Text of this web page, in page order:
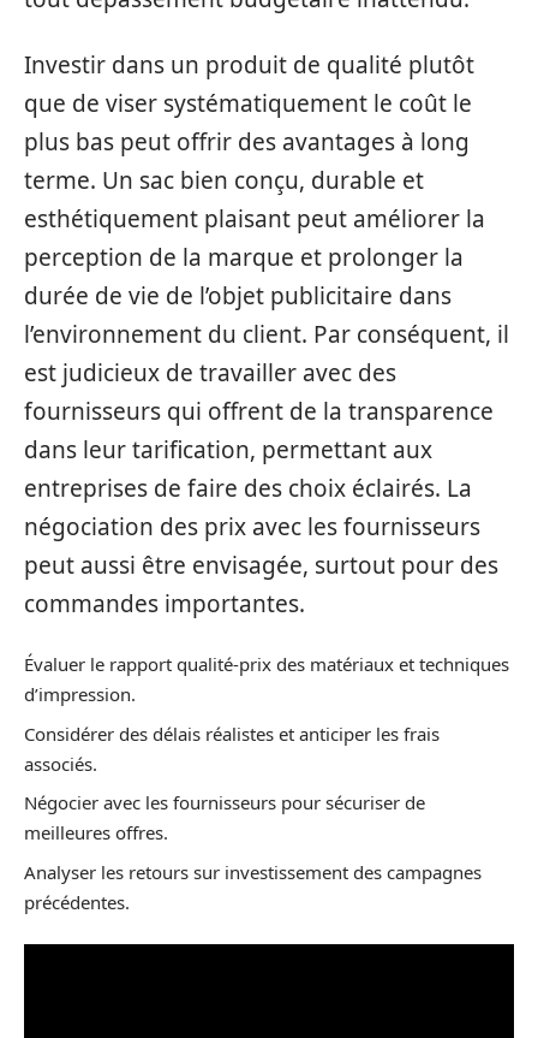
Investir dans un produit de qualité plutôt
que de viser systématiquement le coût le
plus bas peut offrir des avantages à long
terme. Un sac bien conçu, durable et
esthétiquement plaisant peut améliorer la
perception de la marque et prolonger la
durée de vie de l’objet publicitaire dans
l’environnement du client. Par conséquent, il
est judicieux de travailler avec des
fournisseurs qui offrent de la transparence
dans leur tarification, permettant aux
entreprises de faire des choix éclairés. La
négociation des prix avec les fournisseurs
peut aussi être envisagée, surtout pour des
commandes importantes.
Évaluer le rapport qualité-prix des matériaux et techniques
d’impression.
Considérer des délais réalistes et anticiper les frais
associés.
Négocier avec les fournisseurs pour sécuriser de
meilleures offres.
Analyser les retours sur investissement des campagnes
précédentes.